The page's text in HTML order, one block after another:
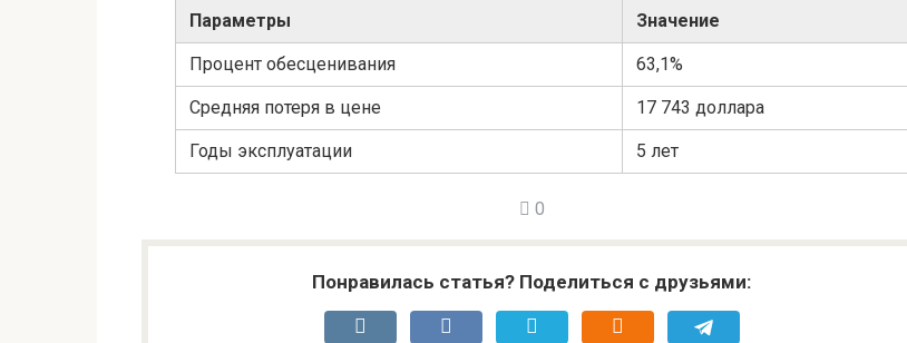
Параметры Значение
Процент обесценивания 63,1%
Средняя потеря в цене 17 743 доллара
Годы эксплуатации 5 лет
0
Понравилась статья? Поделиться с друзьями: